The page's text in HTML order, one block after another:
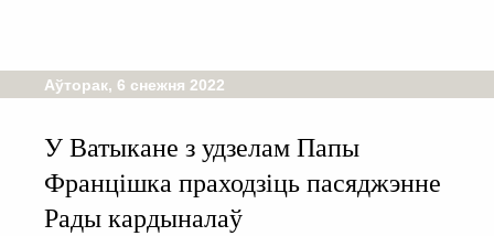
Аўторак, 6 снежня 2022
У Ватыкане з удзелам Папы
Францішка праходзіць пасяджэнне
Рады кардыналаў